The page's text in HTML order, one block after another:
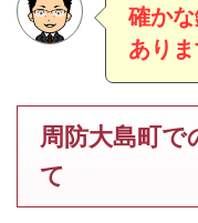
確か
ありま
周防大島町で
て